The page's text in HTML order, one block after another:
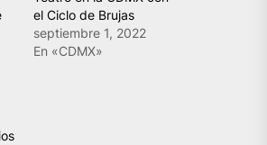
el Ciclo de Brujas
septiembre 1, 2022
En «CDMX»